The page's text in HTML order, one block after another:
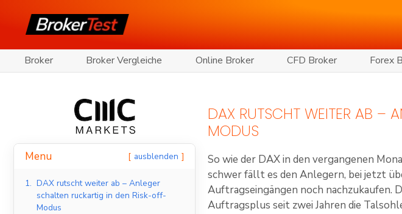
Broker Broker Vergleiche Online Broker CFD Broker Forex
Menu ausblenden
1. DAX rutscht weiter ab – Anleger
schalten ruckartig in den Risk-off-
Modus
DAX RUTSCHT WEITER AB –
MODUS
So wie der DAX in den vergangenen
schwer fällt es den Anlegern, bei jetzt
Auftragseingängen noch nachzukaufen.
Auftragsplus seit zwei Jahren die